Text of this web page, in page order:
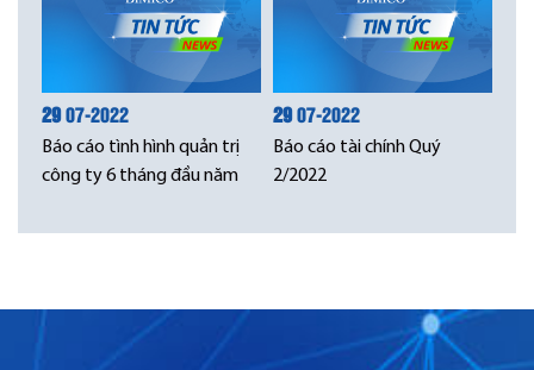
2907-2022
Báo cáo tình hình quản trị
công ty 6 tháng đầu năm
2907-2022
Báo cáo tài chính Quý
2/2022